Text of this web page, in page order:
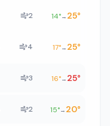
2 14°→ 25°
4 17°→ 25°
3 16°→ 25°
2 15°→ 20°